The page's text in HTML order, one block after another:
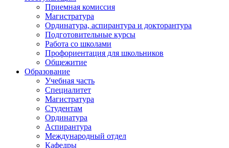
Приемная комиссия
Магистратура
Ординатура, аспирантура и докторантура
Подготовительные курсы
Работа со школами
Профориентация для школьников
Общежитие
Образование
Учебная часть
Специалитет
Магистратура
Студентам
Ординатура
Аспирантура
Международный отдел
Кафедры